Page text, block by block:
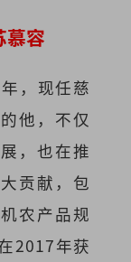
容
，现任慈
他，不仅
，也在推
贡献，包
农产品规
2017年获